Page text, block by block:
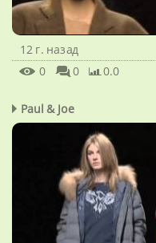
12 г. назад
0
0 0.0
Paul & Joe